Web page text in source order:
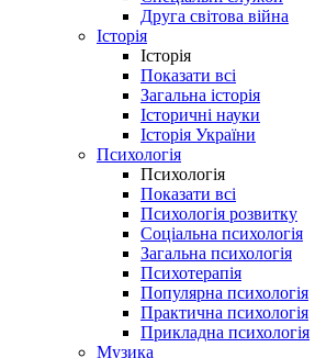
Друга світова війна
Історія
Історія
Показати всі
Загальна історія
Історичні науки
Історія України
Психологія
Психологія
Показати всі
Психологія розвитку
Соціальна психологія
Загальна психологія
Психотерапія
Популярна психологія
Практична психологія
Прикладна психологія
Музика